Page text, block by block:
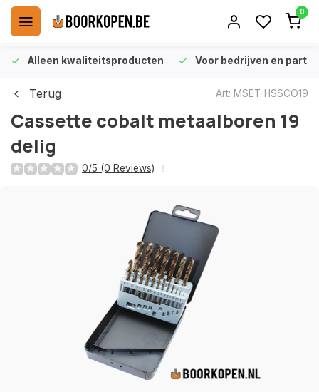
0
Alleen kwaliteitsproducten Voor bedrijven en
Terug Art: MSET-HSSCO19
Cassette cobalt metaalboren 19
delig
0/5 (0 Reviews)